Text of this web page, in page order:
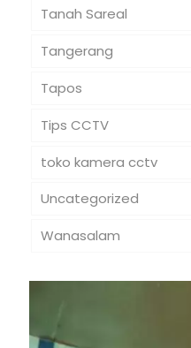
Tanah Sareal
Tangerang
Tapos
Tips CCTV
toko kamera cctv
Uncategorized
Wanasalam